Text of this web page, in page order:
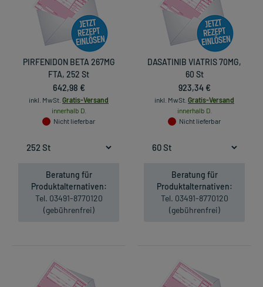
PIRFENIDON BETA 267MG
FTA, 252 St
642,98 €
inkl. MwSt. Gratis-Versand
innerhalb D.
Nicht lieferbar
Beratung für
Produktalternativen:
Tel. 03491-8770120
(gebührenfrei)
DASATINIB VIATRIS 70MG,
60 St
923,34 €
inkl. MwSt. Gratis-Versand
innerhalb D.
Nicht lieferbar
Beratung für
Produktalternativen:
Tel. 03491-8770120
(gebührenfrei)